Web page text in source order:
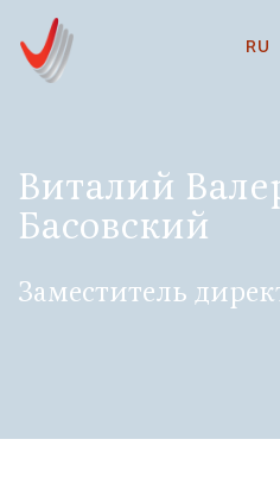
RU
Виталий
Басовский
Заместитель